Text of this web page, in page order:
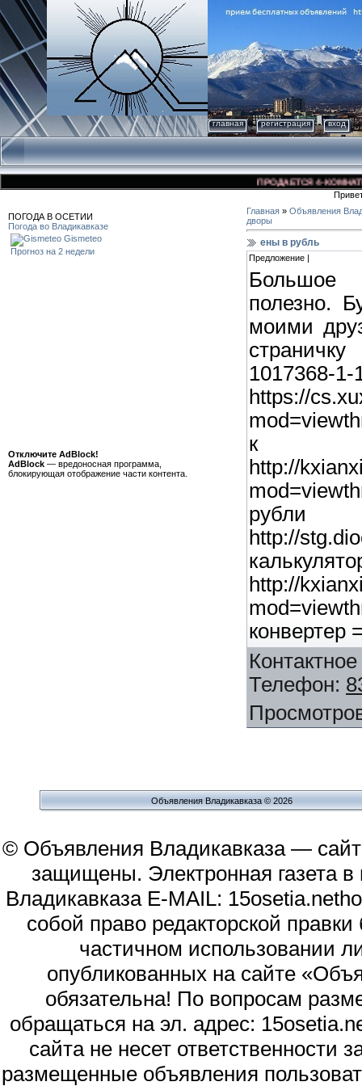
главная регистрация вход
ПРОДАЕТСЯ 4-
ПОГОДА В ОСЕТИИ
Погода во Владикавказе
Gismeteo
Прогноз на 2 недели
Отключите AdBlock!
AdBlock — вредоносная программа,
блокирующая отображение части контента.
Главная » Объявления
дворы
ены в рубль
Предложение |
Большое
полезно.
моими
1017368-
https://
к
http://
рубли
http://
http://
конвертер
Телефон:
Объявления Владикавказа © 2026
© Объявления Владикавказа —
защищены. Электронная газета
Владикавказа E-MAIL:
собой право редакторской
частичном использовании
опубликованных на сайте
обязательна! По вопросам
обращаться на эл. адрес:
сайта не несет
размещенные объявления